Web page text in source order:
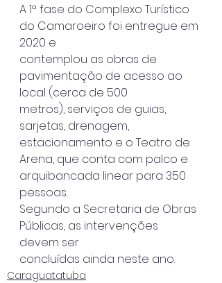
A 1ª fase do Complexo Turístico
do Camaroeiro foi entregue em
2020 e
contemplou as obras de
pavimentação de acesso ao
local (cerca de 500
metros), serviços de guias,
sarjetas, drenagem,
estacionamento e o Teatro de
Arena, que conta com palco e
arquibancada linear para 350
pessoas.
Segundo a Secretaria de Obras
Públicas, as intervenções
devem ser
concluídas ainda neste ano.
Caraguatatuba